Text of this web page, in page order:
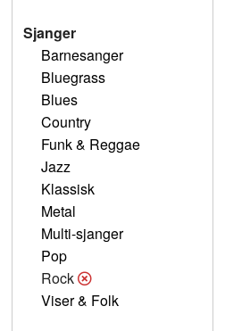
Sjanger
Barnesanger
Bluegrass
Blues
Country
Funk & Reggae
Jazz
Klassisk
Metal
Multi-sjanger
Pop
Rock
Viser & Folk